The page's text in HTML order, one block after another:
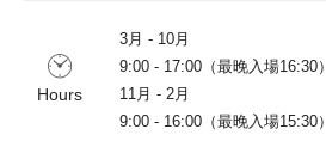
Hours
3月 - 10月
9:00 - 17:00（最晚入場16:30）
11月 - 2月
9:00 - 16:00（最晚入場15:30）